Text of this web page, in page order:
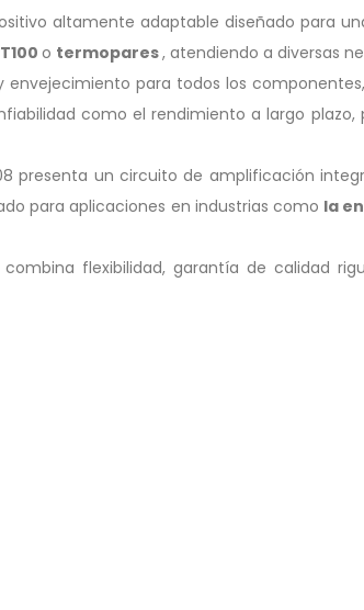
altamente adaptable diseñado para
o termopares, atendiendo a diversas
para todos los
como el rendimiento a largo
presenta un circuito de amplificación
para aplicaciones en industrias como la
flexibilidad, garantía de calidad